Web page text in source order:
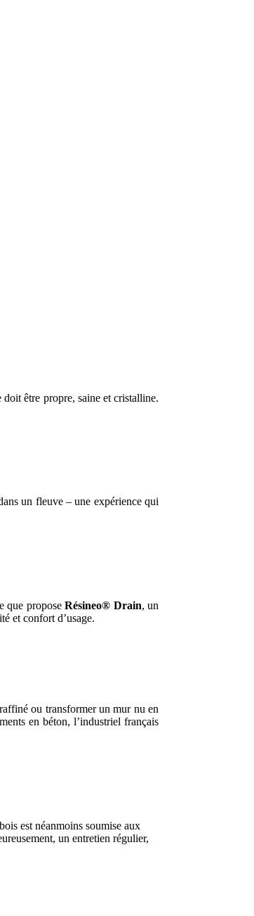
doit être propre, saine et cristalline.
un fleuve ‒ une expérience qui
que proposeRésineo® Drain, un
et confort d’usage.
ou transformer un mur nu en
en béton, l’industriel français
est néanmoins soumise aux
un entretien régulier,